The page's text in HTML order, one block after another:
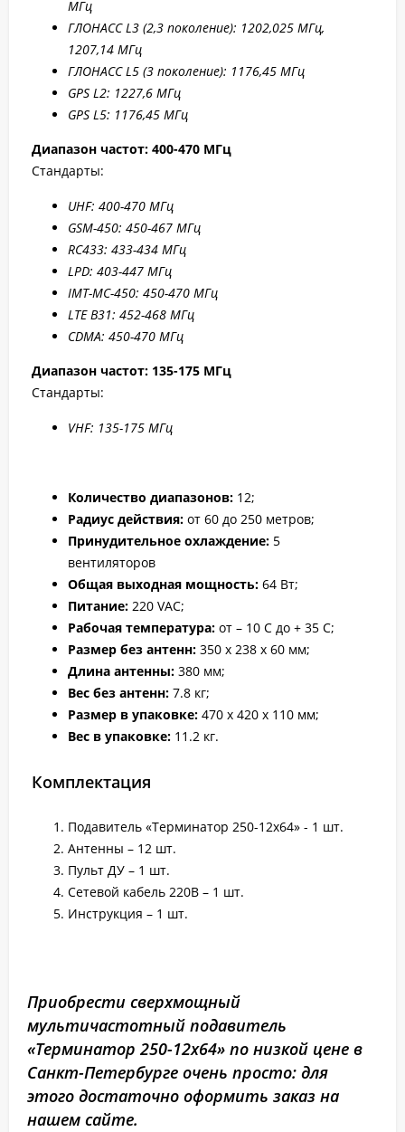
МГц
ГЛОНАСС L3 (2,3 поколение): 1202,025 МГц,
1207,14 МГц
ГЛОНАСС L5 (3 поколение): 1176,45 МГц
GPS L2: 1227,6 МГц
GPS L5: 1176,45 МГц
Диапазон частот: 400-470 МГц
Стандарты:
UHF: 400-470 МГц
GSM-450: 450-467 МГц
RC433: 433-434 МГц
LPD: 403-447 МГц
IMT-MC-450: 450-470 МГц
LTE B31: 452-468 МГц
CDMA: 450-470 МГц
Диапазон частот: 135-175 МГц
Стандарты:
VHF: 135-175 МГц
Количество диапазонов: 12;
Радиус действия: от 60 до 250 метров;
Принудительное охлаждение: 5
вентиляторов
Общая выходная мощность: 64 Вт;
Питание: 220 VAC;
Рабочая температура: от – 10 С до + 35 С;
Размер без антенн: 350 x 238 x 60 мм;
Длина антенны: 380 мм;
Вес без антенн: 7.8 кг;
Размер в упаковке: 470 х 420 х 110 мм;
Вес в упаковке: 11.2 кг.
Комплектация
Подавитель «Терминатор 250-12х64» - 1 шт.
Антенны – 12 шт.
Пульт ДУ – 1 шт.
Сетевой кабель 220В – 1 шт.
Инструкция – 1 шт.
Приобрести сверхмощный
мультичастотный подавитель
«Терминатор 250-12х64» по низкой цене в
Санкт-Петербурге очень просто: для
этого достаточно оформить заказ на
нашем сайте.